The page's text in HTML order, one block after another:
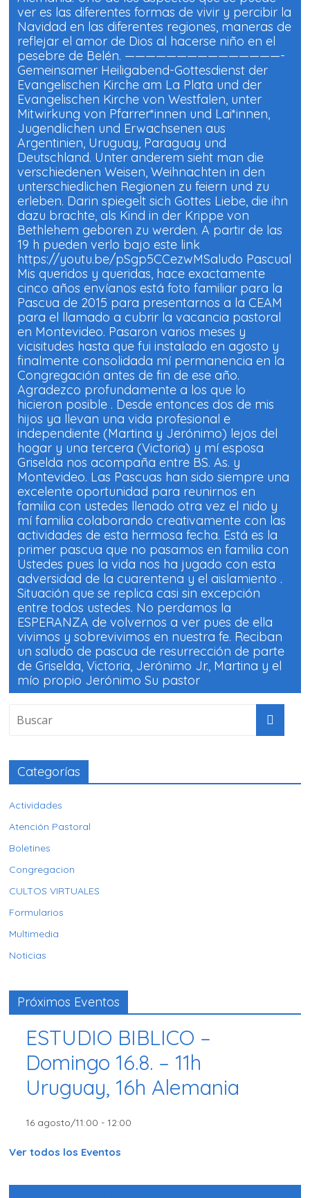
ver es las diferentes formas de vivir y percibir la
Navidad en las diferentes regiones, maneras de
reflejar el amor de Dios al hacerse niño en el
pesebre de Belén. ———————————————-
Gemeinsamer Heiligabend-Gottesdienst der
Evangelischen Kirche am La Plata und der
Evangelischen Kirche von Westfalen, unter
Mitwirkung von Pfarrer*innen und Lai*innen,
Jugendlichen und Erwachsenen aus
Argentinien, Uruguay, Paraguay und
Deutschland. Unter anderem sieht man die
verschiedenen Weisen, Weihnachten in den
unterschiedlichen Regionen zu feiern und zu
erleben. Darin spiegelt sich Gottes Liebe, die ihn
dazu brachte, als Kind in der Krippe von
Bethlehem geboren zu werden. A partir de las
19 h pueden verlo bajo este link
https://youtu.be/pSgp5CCezwMSaludo Pascual
Mis queridos y queridas, hace exactamente
cinco años envíanos está foto familiar para la
Pascua de 2015 para presentarnos a la CEAM
para el llamado a cubrir la vacancia pastoral
en Montevideo. Pasaron varios meses y
vicisitudes hasta que fui instalado en agosto y
finalmente consolidada mí permanencia en la
Congregación antes de fin de ese año.
Agradezco profundamente a los que lo
hicieron posible . Desde entonces dos de mis
hijos ya llevan una vida profesional e
independiente (Martina y Jerónimo) lejos del
hogar y una tercera (Victoria) y mí esposa
Griselda nos acompaña entre BS. As. y
Montevideo. Las Pascuas han sido siempre una
excelente oportunidad para reunirnos en
familia con ustedes llenado otra vez el nido y
mí familia colaborando creativamente con las
actividades de esta hermosa fecha. Está es la
primer pascua que no pasamos en familia con
Ustedes pues la vida nos ha jugado con esta
adversidad de la cuarentena y el aislamiento .
Situación que se replica casi sin excepción
entre todos ustedes. No perdamos la
ESPERANZA de volvernos a ver pues de ella
vivimos y sobrevivimos en nuestra fe. Reciban
un saludo de pascua de resurrección de parte
de Griselda, Victoria, Jerónimo Jr., Martina y el
mío propio Jerónimo Su pastor
Categorías
Actividades
Atención Pastoral
Boletines
Congregacion
CULTOS VIRTUALES
Formularios
Multimedia
Noticias
Próximos Eventos
ESTUDIO BIBLICO –
Domingo 16.8. – 11h
Uruguay, 16h Alemania
16 agosto/11:00 -12:00
Ver todos los Eventos